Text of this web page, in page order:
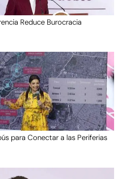
Reduce Burocracia
para Conectar a las Periferias